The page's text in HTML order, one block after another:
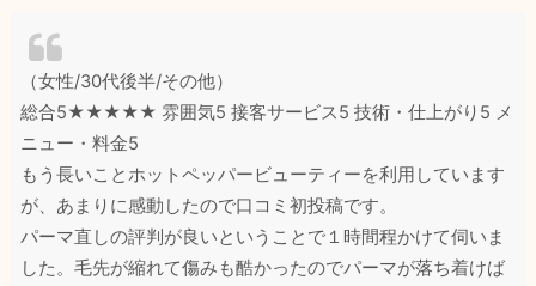
（女性/30代後半/その他）
総合5★★★★★ 雰囲気5 接客サービス5 技術・仕上がり5 メ
ニュー・料金5
もう長いことホットペッパービューティーを利用しています
が、あまりに感動したので口コミ初投稿です。
パーマ直しの評判が良いということで１時間程かけて伺いま
した。毛先が縮れて傷みも酷かったのでパーマが落ち着けば